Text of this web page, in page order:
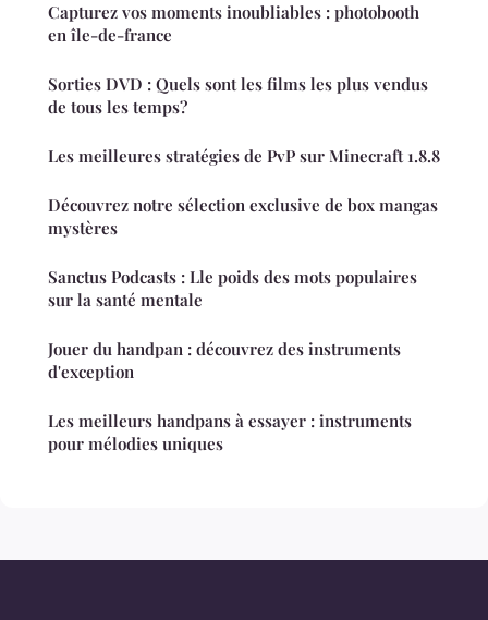
Capturez vos moments inoubliables : photobooth
en île-de-france
Sorties DVD : Quels sont les films les plus vendus
de tous les temps?
Les meilleures stratégies de PvP sur Minecraft 1.8.8
Découvrez notre sélection exclusive de box mangas
mystères
Sanctus Podcasts : Lle poids des mots populaires
sur la santé mentale
Jouer du handpan : découvrez des instruments
d'exception
Les meilleurs handpans à essayer : instruments
pour mélodies uniques